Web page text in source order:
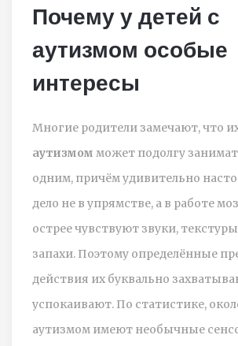
Почему у детей с
аутизмом особые
интересы
Многие родители замечают, что
аутизмом может подолгу
одним, причём удивительно
дело не в упрямстве, а в работе
острее чувствуют звуки,
запахи. Поэтому определённые
действия их буквально
успокаивают. По статистике,
аутизмом имеют необычные